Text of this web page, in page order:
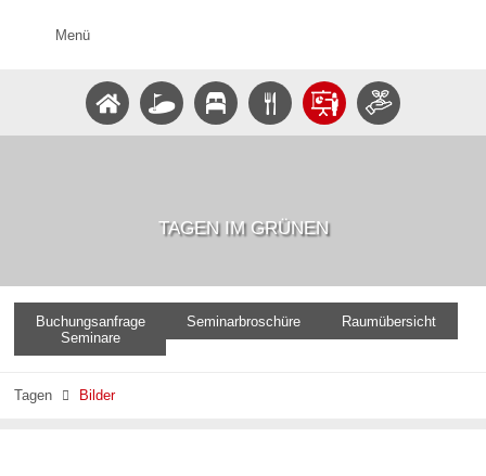
Menü
TAGEN IM GRÜNEN
Buchungsanfrage
Seminare
Seminarbroschüre Raumübersicht
Tagen  Bilder